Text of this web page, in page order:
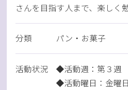
さんを目指す人まで、楽しく
分類 パン・お菓子
活動状況
◆活動週：第３週
◆活動曜日：金曜日